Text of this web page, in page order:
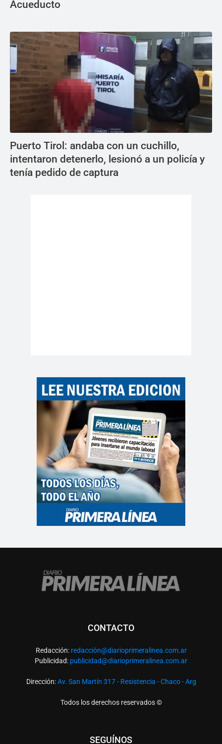
Acueducto
Puerto Tirol: andaba con un cuchillo,
intentaron detenerlo, lesionó a un policía y
tenía pedido de captura
CONTACTO
Redacción: redacción@diarioprimeralinea.com.ar
Publicidad: publicidad@diarioprimeralinea.com.ar
Dirección:Av. San Martín 317 - Resistencia - Chaco - Arg
Todos los derechos reservados ©
SEGUÍNOS